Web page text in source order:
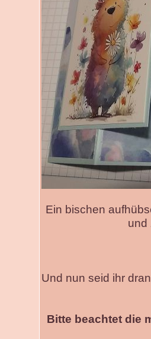
Ein bischen
und
Und nun seid ihr
Bitte beachtet die